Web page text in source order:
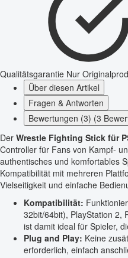
Qualitätsgarantie Nur
Über diesen Artikel
Fragen & Antworten
Bewertungen (3) (3
Der Wrestle Fighting Stick für
Controller für Fans von Kampf-
authentisches und komfortables
Kompatibilität mit mehreren
Vielseitigkeit und einfache
Kompatibilität:
32bit/64bit), PlayStation 2,
ist damit ideal für Spieler,
Plug and Play: Keine
erforderlich, einfach